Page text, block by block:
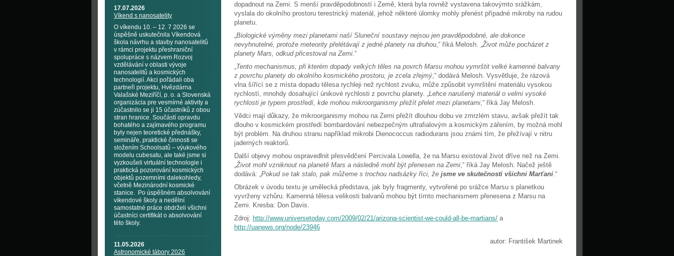
17.07.2026
Víkend s nanosatelity
O víkendu 10. – 12. 7 2026 se
úspěšně uskutečnila Víkendová
škola návrhu a stavby nanosatelitů
v rámci projektu přeshraniční
spolupráce s názvem Rozvoj
vzdělávání v oblasti vývoje
nanosatelitů a kosmických
technologií. Akci pořádali oba
partneři projektu, Hvězdárna
Valašské Meziříčí, p. o. a Slovenská
organizácia pre vesmírné aktivity a
zúčastnilo se ji 15 účastníků z obou
stran hranice. Součástí opravdu
bohatého a zajímavého programu
byly nejen teoretické přednášky,
semináře, praktické činnosti se
složením Schoolsatů – výukového
modelu cubesatu, ale také jsme si
vyzkoušeli virtuální technologie i
praktická pozorování kosmických
objektů pozemními dalekohledy,
včetně Mezinárodní kosmické
stanice. Po úspěšném absolvování
víkendové školy a nedělní
samostatné práce obdrželi všichni
účastníci certifikát o absolvování
této školy.
11.05.2026
Astronomické tábory 2026
dopadnout na Zemi. S menší pravděpodobností i Země, která byla rovněž vystavena takovýmto srážkám,
vyslala do okolního prostoru terestrický materiál, jehož některé úlomky mohly přenést případné mikroby na rudou
planetu.
„Biologické výměny mezi planetami naší Sluneční soustavy nejsou jen pravděpodobné, ale dokonce
nevyhnutelné, protože meteority přelétávají z jedné planety na druhou,“ říká Melosh. „Život může pocházet z
planety Mars, odkud přicestoval na Zemi.“
„Tento mechanismus, při kterém dopady velkých těles na povrch Marsu mohou vymrštit velké kamenné balvany
z povrchu planety do okolního kosmického prostoru, je zcela zřejmý,“ dodává Melosh. Vysvětluje, že rázová
vlna šířící se z místa dopadu tělesa rychleji než rychlost zvuku, může způsobit vymrštění materiálu vysokou
rychlostí, mnohdy dosahující únikové rychlosti z povrchu planety. „Lehce narušený materiál o velmi vysoké
rychlosti je typem prostředí, kde mohou mikroorganismy přežít přelet mezi planetami,“ říká Jay Melosh.
Vědci mají důkazy, že mikroorganismy mohou na Zemi přežít dlouhou dobu ve zmrzlém stavu, avšak přežít tak
dlouho v kosmickém prostředí bombardování nebezpečným ultrafialovým a kosmickým zářením, by možná mohl
být problém. Na druhou stranu například mikrobi Dienococcus radiodurans jsou známi tím, že přežívají v nitru
jaderných reaktorů.
Další objevy mohou ospravedlnit přesvědčení Percivala Lowella, že na Marsu existoval život dříve než na Zemi.
„Život mohl vzniknout na planetě Mars a následně mohl být přenesen na Zemi,“ říká Jay Melosh. Načež ještě
dodává: „Pokud se tak stalo, pak můžeme s trochou nadsázky říci, že jsme ve skutečnosti všichni Marťani.“
Obrázek v úvodu textu je umělecká představa, jak byly fragmenty, vytvořené po srážce Marsu s planetkou
vyvrženy vzhůru. Kamenná tělesa velikosti balvanů mohou být tímto mechanismem přenesena z Marsu na
Zemi. Kresba: Don Davis.
Zdroj: http://www.universetoday.com/2009/02/21/arizona-scientist-we-could-all-be-martians/ a
http://uanews.org/node/23946
autor: František Martinek